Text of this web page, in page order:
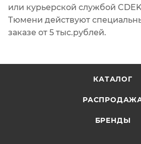
или курьерской службой
Тюмени действуют
заказе от 5 тыс.рублей.
КАТАЛОГ
БРЕНДЫ